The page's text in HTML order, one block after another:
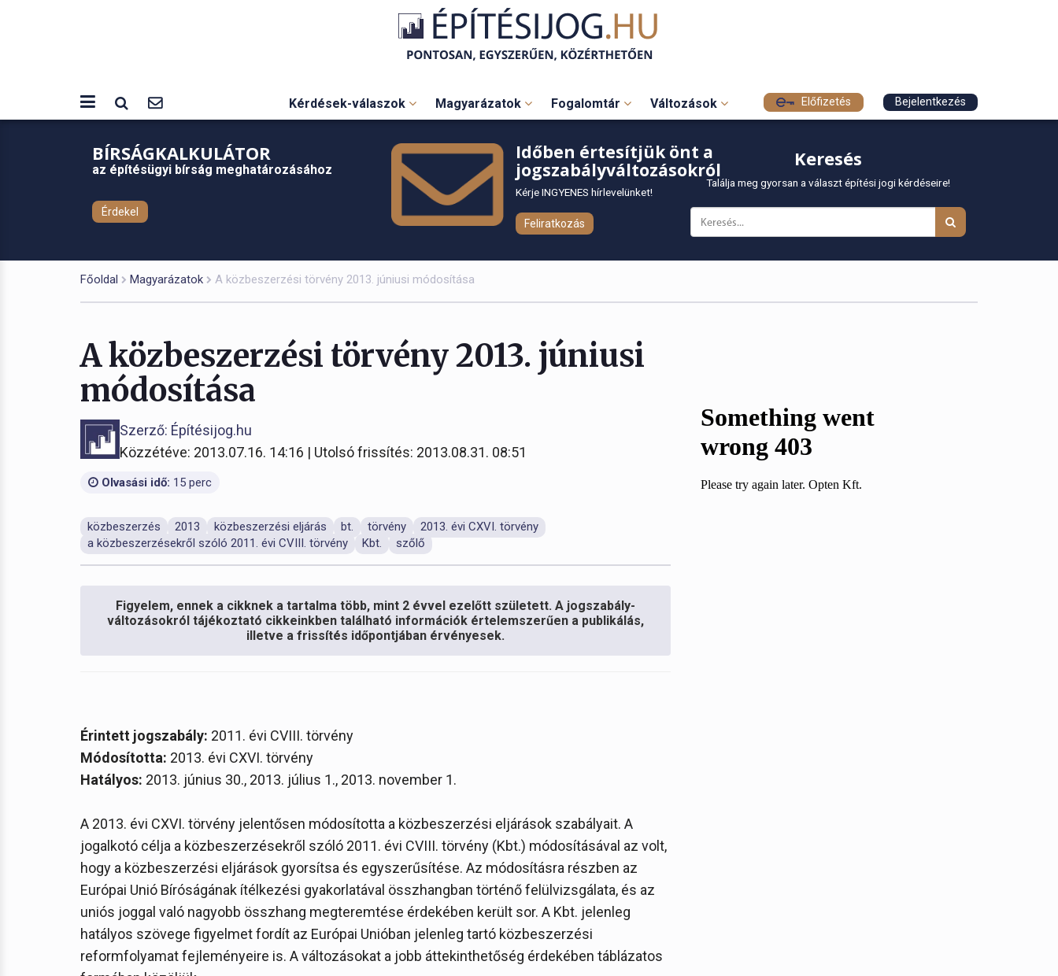
Kérdések-válaszok Magyarázatok Fogalomtár Változások Előfizetés Bejelentkezés
BÍRSÁGKALKULÁTOR
az építésügyi bírság meghatározásához
Érdekel
Időben értesítjük önt a
jogszabályváltozásokról
Kérje INGYENES hírlevelünket!
Feliratkozás
Keresés
Találja meg gyorsan a választ építési jogi kérdéseire!
Főoldal Magyarázatok A közbeszerzési törvény 2013. júniusi módosítása
A közbeszerzési törvény 2013. júniusi
módosítása
Szerző: Építésijog.hu
Közzétéve: 2013.07.16. 14:16 | Utolsó frissítés: 2013.08.31. 08:51
Olvasási idő: 15 perc
közbeszerzés 2013 közbeszerzési eljárás bt. törvény
2013. évi CXVI. törvény
a közbeszerzésekről szóló 2011. évi CVIII. törvény
Kbt. szőlő
Figyelem, ennek a cikknek a tartalma több, mint 2 évvel ezelőtt született. A jogszabály-
változásokról tájékoztató cikkeinkben található információk értelemszerűen a publikálás,
illetve a frissítés időpontjában érvényesek.
Érintett jogszabály: 2011. évi CVIII. törvény
Módosította: 2013. évi CXVI. törvény
Hatályos: 2013. június 30., 2013. július 1., 2013. november 1.
A 2013. évi CXVI. törvény jelentősen módosította a közbeszerzési eljárások szabályait. A
jogalkotó célja a közbeszerzésekről szóló 2011. évi CVIII. törvény (Kbt.) módosításával az volt,
hogy a közbeszerzési eljárások gyorsítsa és egyszerűsítése. Az módosításra részben az
Európai Unió Bíróságának ítélkezési gyakorlatával összhangban történő felülvizsgálata, és az
uniós joggal való nagyobb összhang megteremtése érdekében került sor. A Kbt. jelenleg
hatályos szövege figyelmet fordít az Európai Unióban jelenleg tartó közbeszerzési
reformfolyamat fejleményeire is. A változásokat a jobb áttekinthetőség érdekében táblázatos